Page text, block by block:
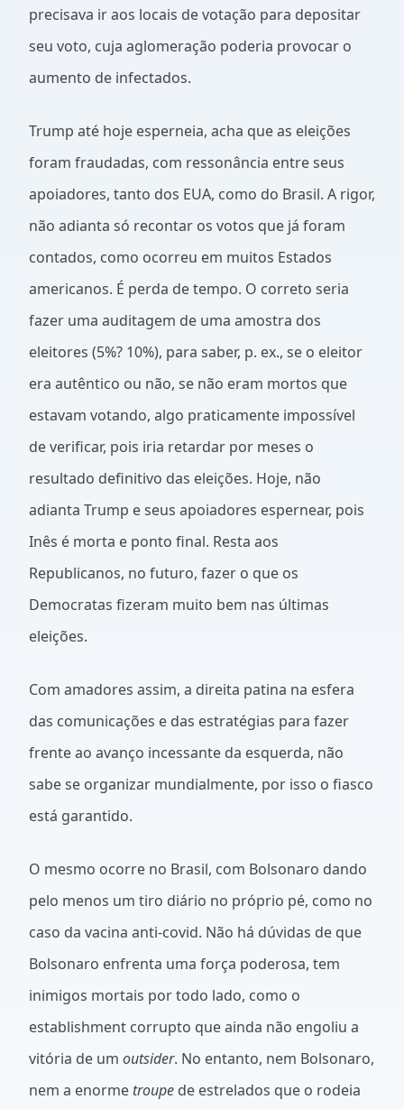
precisava ir aos locais de votação para depositar
seu voto, cuja aglomeração poderia provocar o
aumento de infectados.
Trump até hoje esperneia, acha que as eleições
foram fraudadas, com ressonância entre seus
apoiadores, tanto dos EUA, como do Brasil. A rigor,
não adianta só recontar os votos que já foram
contados, como ocorreu em muitos Estados
americanos. É perda de tempo. O correto seria
fazer uma auditagem de uma amostra dos
eleitores (5%? 10%), para saber, p. ex., se o eleitor
era autêntico ou não, se não eram mortos que
estavam votando, algo praticamente impossível
de verificar, pois iria retardar por meses o
resultado definitivo das eleições. Hoje, não
adianta Trump e seus apoiadores espernear, pois
Inês é morta e ponto final. Resta aos
Republicanos, no futuro, fazer o que os
Democratas fizeram muito bem nas últimas
eleições.
Com amadores assim, a direita patina na esfera
das comunicações e das estratégias para fazer
frente ao avanço incessante da esquerda, não
sabe se organizar mundialmente, por isso o fiasco
está garantido.
O mesmo ocorre no Brasil, com Bolsonaro dando
pelo menos um tiro diário no próprio pé, como no
caso da vacina anti-covid. Não há dúvidas de que
Bolsonaro enfrenta uma força poderosa, tem
inimigos mortais por todo lado, como o
establishment corrupto que ainda não engoliu a
vitória de um outsider. No entanto, nem Bolsonaro,
nem a enorme troupe de estrelados que o rodeia